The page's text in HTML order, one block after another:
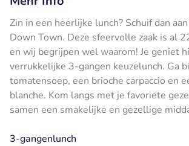
Zin in een heerlijke lunch? Schuif dan
Down Town. Deze sfeervolle zaak is al
en wij begrijpen wel waarom! Je geniet
verrukkelijke 3-gangen keuzelunch. Ga
tomatensoep, een brioche carpaccio en
blanche. Kom langs met je favoriete
samen een smakelijke en gezellige
3-gangenlunch